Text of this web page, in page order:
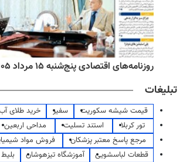
روزنامه‌های اقتصادی پنج‌شنبه ۱۵ مرداد ۱۴۰۵
تبلیغات
قیمت شیشه سکوریت سفیر خرید طلای
تور کربلا
استند تسلیت مداحی اربعین
مرجع پاسخ معتبر پزشکان
فروش مواد
قطعات لباسشویی
آموزشگاه تیزهوشان